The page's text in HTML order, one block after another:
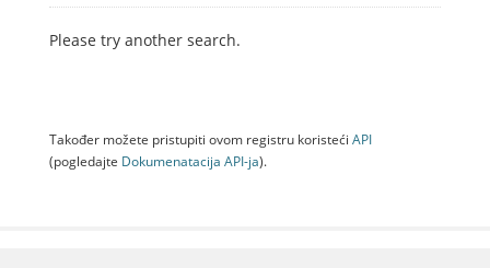
Please try another search.
Također možete pristupiti ovom registru koristeći API
(pogledajte Dokumenаtаcijа API-jа).